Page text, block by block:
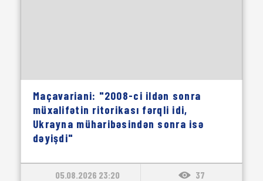
Maçavariani: "2008-ci ildən sonra
müxalifətin ritorikası fərqli idi,
Ukrayna müharibəsindən sonra isə
dəyişdi"
05.08.2026 23:20 37